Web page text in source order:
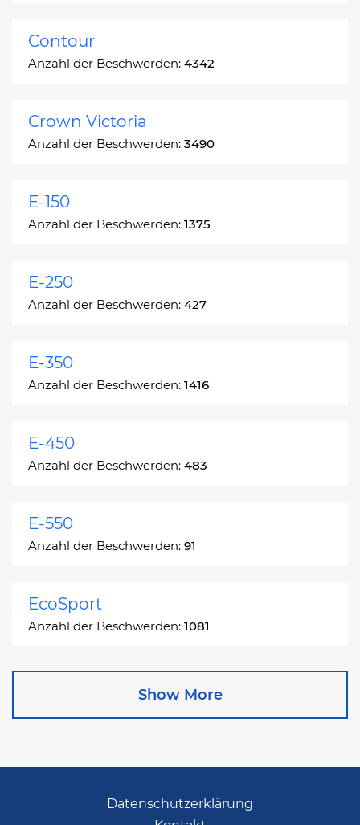
Contour
Anzahl der Beschwerden: 4342
Crown Victoria
Anzahl der Beschwerden: 3490
E-150
Anzahl der Beschwerden: 1375
E-250
Anzahl der Beschwerden: 427
E-350
Anzahl der Beschwerden: 1416
E-450
Anzahl der Beschwerden: 483
E-550
Anzahl der Beschwerden: 91
EcoSport
Anzahl der Beschwerden: 1081
Escape
Show More
Datenschutzerklärung